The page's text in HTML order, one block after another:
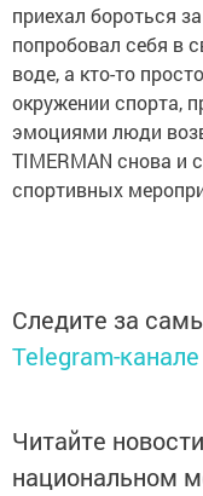
приехал бороться
попробовал себя в
воде, а кто-то
окружении спорта,
эмоциями люди
TIMERMAN снова и
спортивных
Следите за
Telegram-канале
Читайте
национальном